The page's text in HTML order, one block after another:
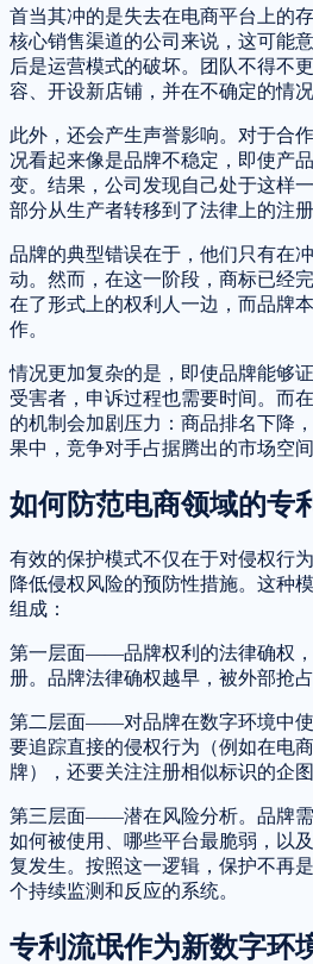
首当其冲的是失去在电商平台上的
核心销售渠道的公司来说，这可能
后是运营模式的破坏。团队不得不
容、开设新店铺，并在不确定的情
此外，还会产生声誉影响。对于合
况看起来像是品牌不稳定，即使产
变。结果，公司发现自己处于这样
部分从生产者转移到了法律上的注册
品牌的典型错误在于，他们只有在
动。然而，在这一阶段，商标已经
在了形式上的权利人一边，而品牌
作。
情况更加复杂的是，即使品牌能够
受害者，申诉过程也需要时间。而
的机制会加剧压力：商品排名下降
果中，竞争对手占据腾出的市场空间
如何防范电商领域的专
有效的保护模式不仅在于对侵权行
降低侵权风险的预防性措施。这种
组成：
第一层面——品牌权利的法律确权
册。品牌法律确权越早，被外部抢
第二层面——对品牌在数字环境中
要追踪直接的侵权行为（例如在电
牌），还要关注注册相似标识的企图
第三层面——潜在风险分析。品牌
如何被使用、哪些平台最脆弱，以
复发生。按照这一逻辑，保护不再
个持续监测和反应的系统。
专利流氓作为新数字环